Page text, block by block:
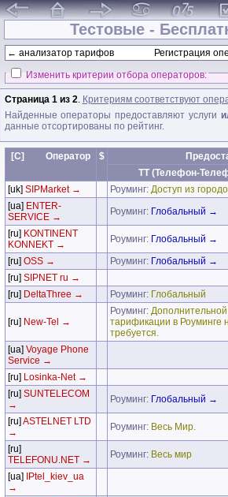
Тестовые -
← анализатор тарифов Регистрация
Изменить критерии отбора операторов:
Страница 1 из 2 Критериям соответствуют
Найденные операторы предоставляют услуги
данные отсортированы по рейтинг.
[C] Оператор $
TT (Телефон-
[uk] SIPMarket → Роуминг: Доступ из
[ua] ENTER-
SERVICE →
Роуминг: Глобальный →
[ru] KONTINENT
KONNEKT →
Роуминг: Глобальный →
[ru] OSS → Роуминг: Глобальный →
[ru] SIPNET ru →
[ru] DeltaThree → Роуминг: Глобальный
[ru] New-Tel →
Роуминг: Дополнительной
тарификации в Роуминге
требуется.
[ua] Voyage Phone
Service →
[ru] Losinka-Net →
[ru] SUNTELECOM
→
Роуминг: Глобальный →
[ru] ASTELNET LTD
→
Роуминг: Весь Мир.
[ru]
TELEFONU.NET →
Роуминг: Весь мир
[ua] IPtel_kiev_ua
→